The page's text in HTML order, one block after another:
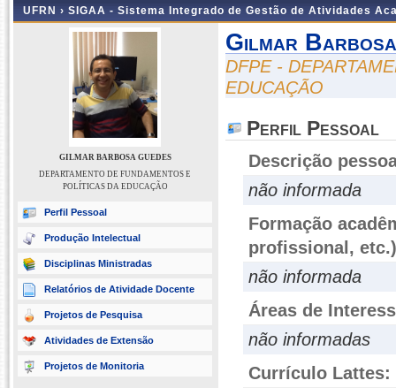
UFRN › SIGAA - Sistema Integrado de Gestão de Atividades
GILMAR BARBOSA GUEDES
DEPARTAMENTO DE FUNDAMENTOS E
POLÍTICAS DA EDUCAÇÃO
Perfil Pessoal
Produção Intelectual
Disciplinas Ministradas
Relatórios de Atividade Docente
Projetos de Pesquisa
Atividades de Extensão
Projetos de Monitoria
Gilmar
DFPE -
EDUCAÇÃO
Perfil Pessoal
Descrição
não informada
Formação
profissional, etc.)
não informada
Áreas de
não informadas
Currículo Lattes: